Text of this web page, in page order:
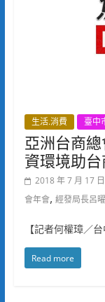
生活.消費 臺中
亞洲台商
資環境助
2018 年 7 月 17 日
會年會, 經發局長呂
【記者何權璋／
Read more